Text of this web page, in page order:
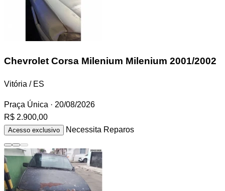
Chevrolet Corsa Milenium Milenium 2001/2002
Vitória / ES
Praça Única · 20/08/2026
R$ 2.900,00
Acesso exclusivo Necessita Reparos